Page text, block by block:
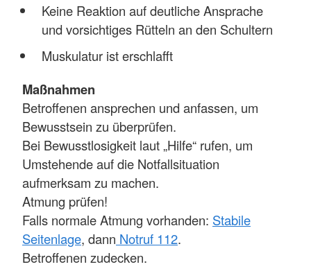
Keine Reaktion auf deutliche Ansprache
und vorsichtiges Rütteln an den Schultern
Muskulatur ist erschlafft
Maßnahmen
Betroffenen ansprechen und anfassen, um
Bewusstsein zu überprüfen.
Bei Bewusstlosigkeit laut „Hilfe“ rufen, um
Umstehende auf die Notfallsituation
aufmerksam zu machen.
Atmung prüfen!
Falls normale Atmung vorhanden: Stabile
Seitenlage, dann Notruf 112.
Betroffenen zudecken.